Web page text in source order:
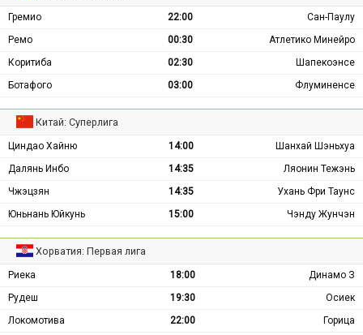
Гремио 22:00
Сан-Паулу
Ремо
00:30
Атлетико Минейро
Коритиба
02:30
Шапекоэнсе
Ботафого
03:00 Флуминенсе
Китай: Суперлига
Циндао Хайню 14:00
Шанхай Шэньхуа
Далянь Инбо
14:35
Ляонин Тежэнь
Чжэцзян
14:35
Ухань Фри Таунс
Юньнань Юйкунь
15:00 Чэнду Жунчэн
Хорватия: Первая лига
Риека 18:00
Динамо З
Рудеш
19:30
Осиек
Локомотива
22:00 Горица